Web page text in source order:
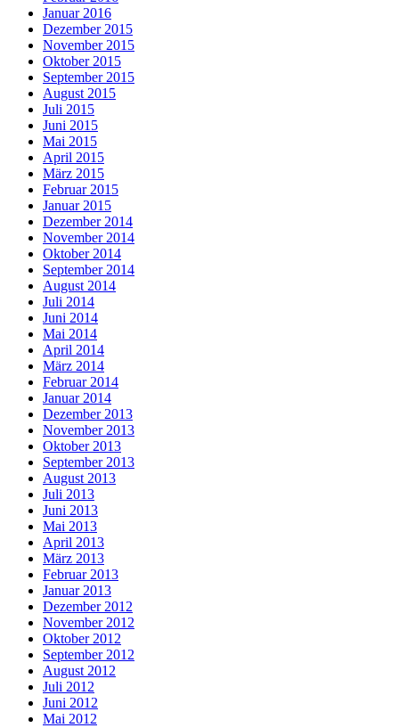
Januar 2016
Dezember 2015
November 2015
Oktober 2015
September 2015
August 2015
Juli 2015
Juni 2015
Mai 2015
April 2015
März 2015
Februar 2015
Januar 2015
Dezember 2014
November 2014
Oktober 2014
September 2014
August 2014
Juli 2014
Juni 2014
Mai 2014
April 2014
März 2014
Februar 2014
Januar 2014
Dezember 2013
November 2013
Oktober 2013
September 2013
August 2013
Juli 2013
Juni 2013
Mai 2013
April 2013
März 2013
Februar 2013
Januar 2013
Dezember 2012
November 2012
Oktober 2012
September 2012
August 2012
Juli 2012
Juni 2012
Mai 2012